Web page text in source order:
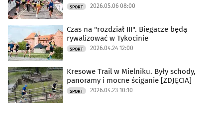
SPORT 2026.05.06 08:00
Czas na "rozdział III". Biegacze będą
rywalizować w Tykocinie
SPORT 2026.04.24 12:00
Kresowe Trail w Mielniku. Były schody,
panoramy i mocne ściganie [ZDJĘCIA]
SPORT 2026.04.23 10:10